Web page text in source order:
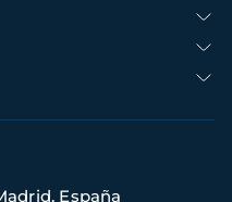
España